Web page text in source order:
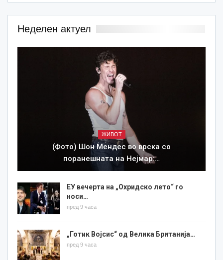
Неделен актуел
ЖИВОТ
(Фото) Шон Мендес во врска со
поранешната на Нејмар:…
ЕУ вечерта на „Охридско лето“ го
носи…
пред 9 часа
„Готик Војсис“ од Велика Британија…
пред 9 часа